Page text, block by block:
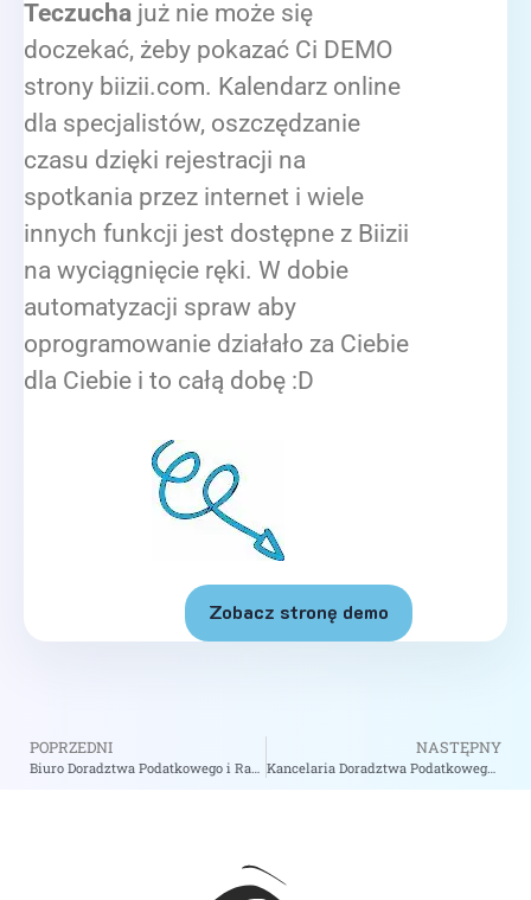
Teczucha już nie może się
doczekać, żeby pokazać Ci DEMO
strony biizii.com. Kalendarz online
dla specjalistów, oszczędzanie
czasu dzięki rejestracji na
spotkania przez internet i wiele
innych funkcji jest dostępne z Biizii
na wyciągnięcie ręki. W dobie
automatyzacji spraw aby
oprogramowanie działało za Ciebie
dla Ciebie i to całą dobę :D
Zobacz stronę demo
POPRZEDNI
Biuro Doradztwa Podatkowego i Rachunkowości Wojsław Iwona – zobacz na biizii.com
NASTĘPNY
Kancelaria Doradztwa Podatkowego Tktax Tomasz Kaczyński – zobacz na biizii.com